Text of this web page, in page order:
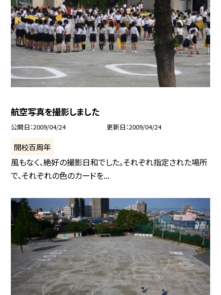
航空写真を撮影しました
公開日 2009/04/24 更新日 2009/04/24
開校百周年
風もなく、絶好の撮影日和でした。それぞれ指定された場所
で、それぞれの色のカードを...